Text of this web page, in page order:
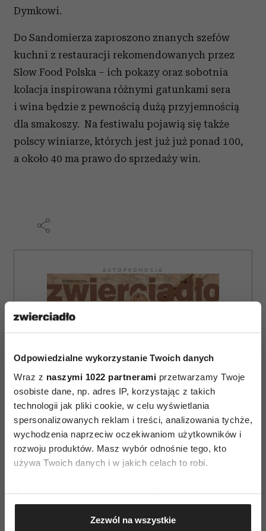
Odpowiedzialne wykorzystanie Twoich danych
Wraz z naszymi 1022 partnerami przetwarzamy Twoje
osobiste dane, np. adres IP, korzystając z takich
technologii jak pliki cookie, w celu wyświetlania
spersonalizowanych reklam i treści, analizowania tychże,
wychodzenia naprzeciw oczekiwaniom użytkowników i
rozwoju produktów. Masz wybór odnośnie tego, kto
używa Twoich danych i w jakich celach to robi.
Jeśli wyrazisz na to zgodę, chcielibyśmy również:
Gromadzić dane dotyczące Twojej lokalizacji
geograficznej z dokładnością nawet do kilku metrów
Zezwól na wszystkie
Dymkowi.
Do Sandomierza zaproszono znanych szefów
kuchni z restauracji rekomendowanych przez
Slow Food Polska – ich pokazy oraz sobotnia
kolacja inspirowana różnymi gatunkami sera
i wina będzie z pewnością dużą przyjemnością
dla smakoszy. Na festiwalu pojawią się także
polscy winiarze, których jest już już ponad 100,
a około 40 ma prawo do sprzedaży win.
AUTOPROMOCJA
ZAMÓW